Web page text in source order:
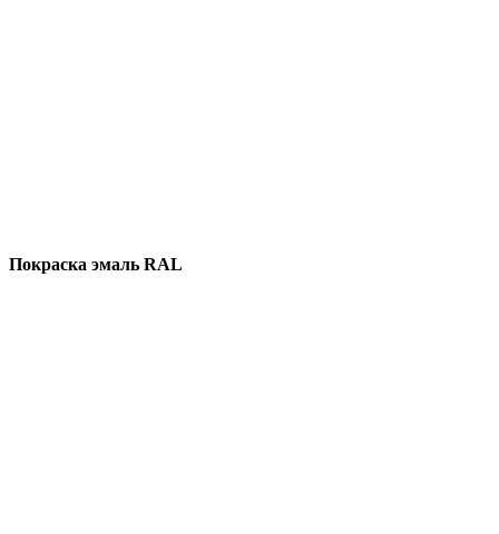
Покраска эмаль RAL